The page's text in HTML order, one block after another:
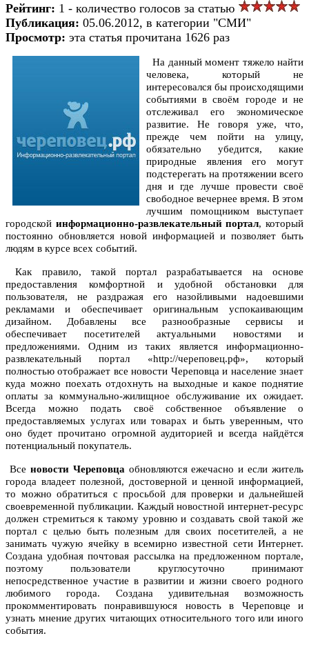
Рейтинг: 1 - количество голосов за статью
Публикация: 05.06.2012, в категории "СМИ"
Просмотр: эта статья прочитана 1626 раз
На данный момент тяжело найти
человека, который не
интересовался бы происходящими
событиями в своём городе и не
отслеживал его экономическое
развитие. Не говоря уже, что,
прежде чем пойти на улицу,
обязательно убедится, какие
природные явления его могут
подстерегать на протяжении всего
дня и где лучше провести своё
свободное вечернее время. В этом
лучшим помощником выступает
городской информационно-развлекательный портал, который
постоянно обновляется новой информацией и позволяет быть
людям в курсе всех событий.
Как правило, такой портал разрабатывается на основе
предоставления комфортной и удобной обстановки для
пользователя, не раздражая его назойливыми надоевшими
рекламами и обеспечивает оригинальным успокаивающим
дизайном. Добавлены все разнообразные сервисы и
обеспечивает посетителей актуальными новостями и
предложениями. Одним из таких является информационно-
развлекательный портал «http://череповец.рф», который
полностью отображает все новости Череповца и население знает
куда можно поехать отдохнуть на выходные и какое поднятие
оплаты за коммунально-жилищное обслуживание их ожидает.
Всегда можно подать своё собственное объявление о
предоставляемых услугах или товарах и быть уверенным, что
оно будет прочитано огромной аудиторией и всегда найдётся
потенциальный покупатель.
Все новости Череповца обновляются ежечасно и если житель
города владеет полезной, достоверной и ценной информацией,
то можно обратиться с просьбой для проверки и дальнейшей
своевременной публикации. Каждый новостной интернет-ресурс
должен стремиться к такому уровню и создавать свой такой же
портал с целью быть полезным для своих посетителей, а не
занимать чужую ячейку в всемирно известной сети Интернет.
Создана удобная почтовая рассылка на предложенном портале,
поэтому пользователи круглосуточно принимают
непосредственное участие в развитии и жизни своего родного
любимого города. Создана удивительная возможность
прокомментировать понравившуюся новость в Череповце и
узнать мнение других читающих относительного того или иного
события.